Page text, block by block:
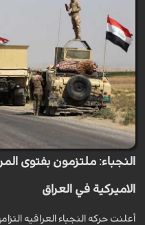
النجباء: ملتزمون بفتوى
الاميركية في العراق
أعلنت حركه النجباء العراقيه